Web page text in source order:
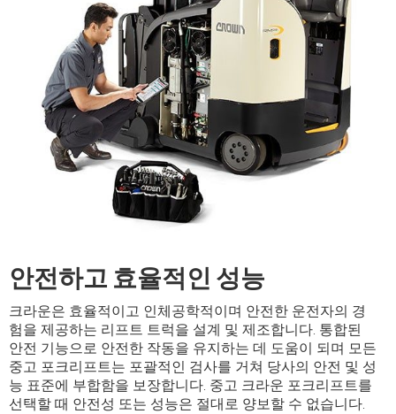
안전하고 효율적인 성능
크라운은 효율적이고 인체공학적이며 안전한 운전자의 경
험을 제공하는 리프트 트럭을 설계 및 제조합니다. 통합된
안전 기능으로 안전한 작동을 유지하는 데 도움이 되며 모든
중고 포크리프트는 포괄적인 검사를 거쳐 당사의 안전 및 성
능 표준에 부합함을 보장합니다. 중고 크라운 포크리프트를
선택할 때 안전성 또는 성능은 절대로 양보할 수 없습니다.